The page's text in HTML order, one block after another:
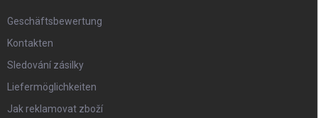
Geschäftsbewertung
Kontakten
Sledování zásilky
Liefermöglichkeiten
Jak reklamovat zboží